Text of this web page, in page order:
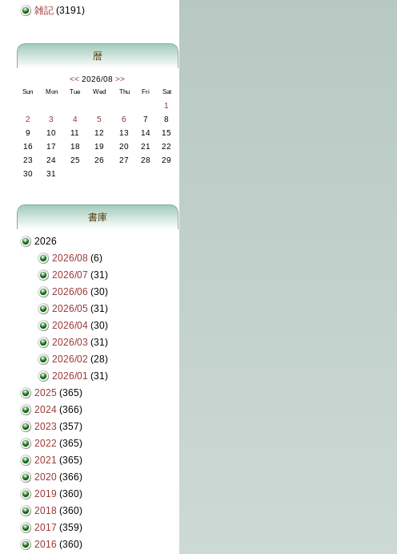
雑記 (3191)
暦
<< 2026/08 >>
Sun Mon Tue Wed Thu Fri Sat
1
2
3 4 5 6 7
8
9
10 11 12 13 14
15
16
17 18 19 20 21
22
23
24 25 26 27 28
29
30
31
書庫
2026
2026/08 (6)
2026/07 (31)
2026/06 (30)
2026/05 (31)
2026/04 (30)
2026/03 (31)
2026/02 (28)
2026/01 (31)
2025 (365)
2024 (366)
2023 (357)
2022 (365)
2021 (365)
2020 (366)
2019 (360)
2018 (360)
2017 (359)
2016 (360)